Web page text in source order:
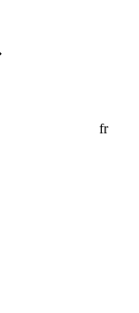
fr